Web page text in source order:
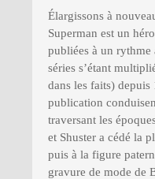
Élargissons à
Superman est un
publiées à un rythme
séries s’étant
dans les faits) depuis
publication
traversant les
et Shuster a cédé la
puis à la figure
gravure de mode de